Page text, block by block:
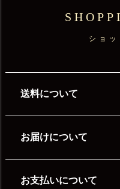
ショ
送料について
お届けについて
お支払いについて